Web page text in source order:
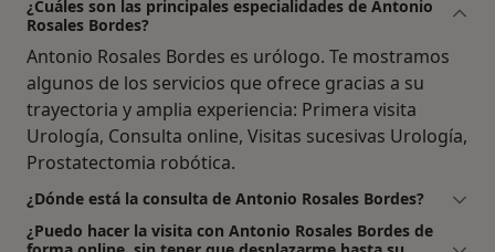
¿Cuáles son las principales especialidades de Antonio
Rosales Bordes?
Antonio Rosales Bordes es urólogo. Te mostramos
algunos de los servicios que ofrece gracias a su
trayectoria y amplia experiencia: Primera visita
Urología, Consulta online, Visitas sucesivas Urología,
Prostatectomia robótica.
¿Dónde está la consulta de Antonio Rosales Bordes?
¿Puedo hacer la visita con Antonio Rosales Bordes de